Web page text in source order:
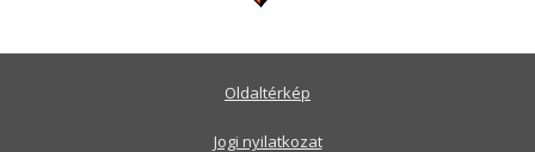
Oldaltérkép
Jogi nyilatkozat